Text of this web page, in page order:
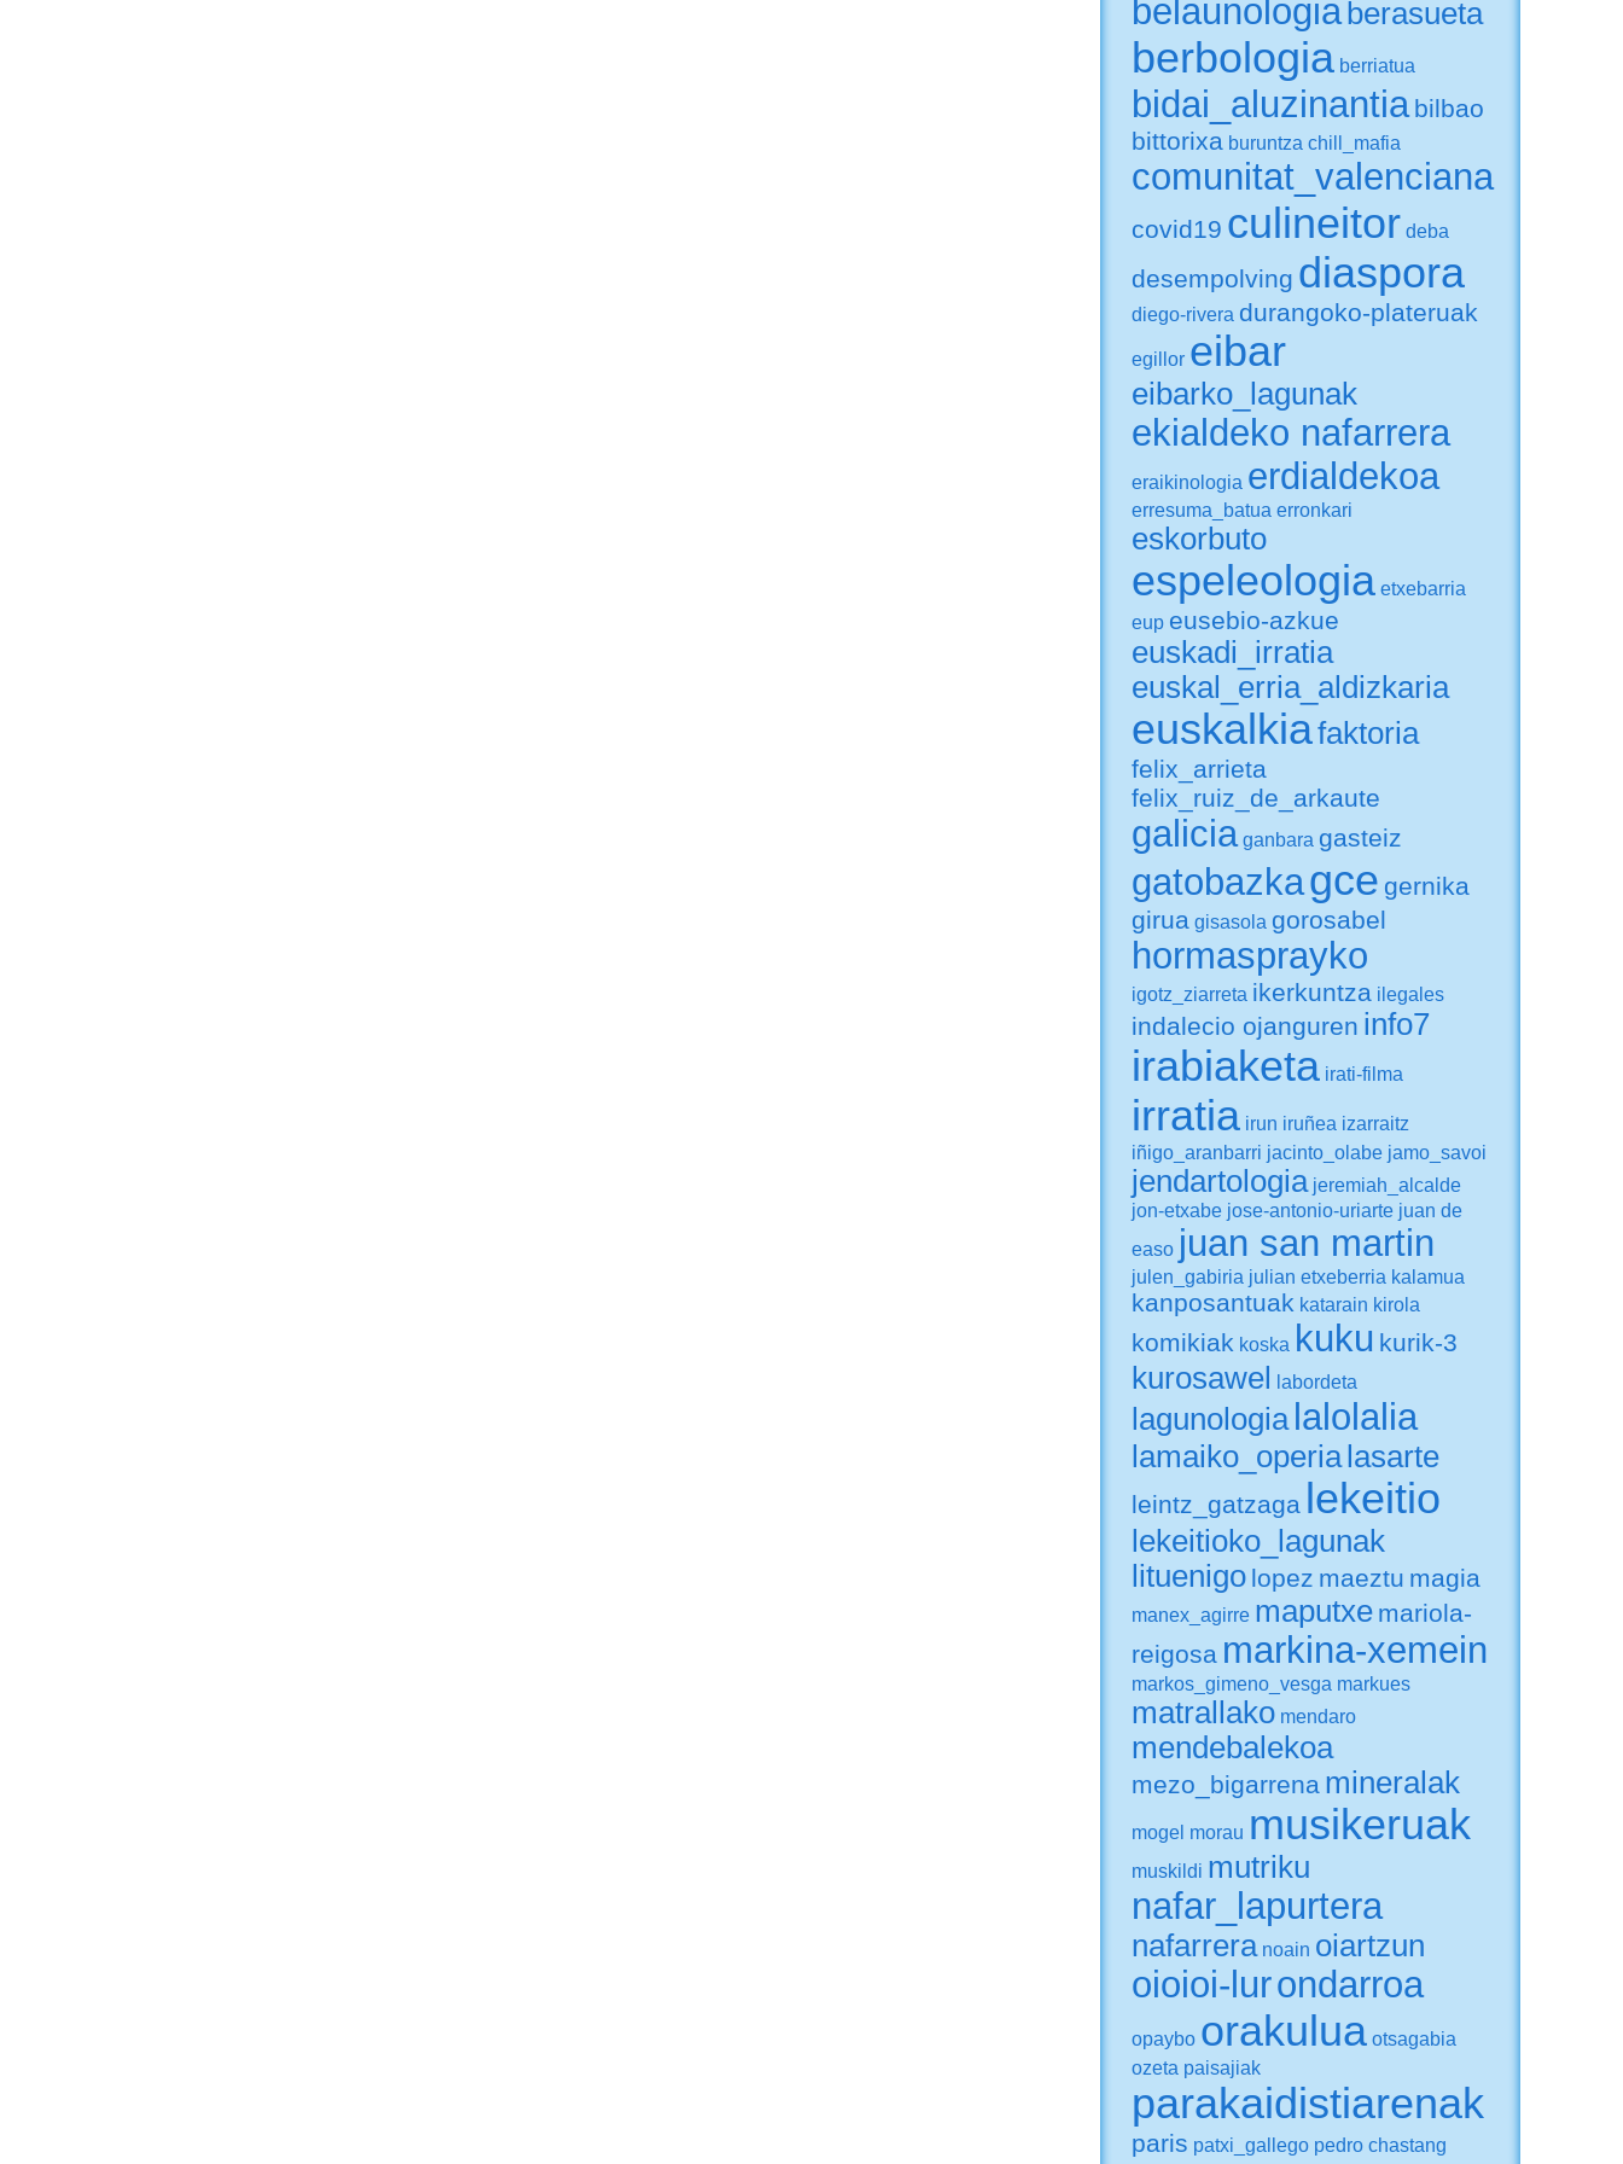
belaunologia berasueta
berbologia berriatua
bidai_aluzinantia bilbao
bittorixa buruntza chill_mafia
comunitat_valenciana
covid19 culineitor deba
desempolving diaspora
diego-rivera durangoko-plateruak
egillor eibar
eibarko_lagunak
ekialdeko nafarrera
eraikinologia erdialdekoa
erresuma_batua erronkari
eskorbuto
espeleologia etxebarria
eup eusebio-azkue
euskadi_irratia
euskal_erria_aldizkaria
euskalkiafaktoria
felix_arrieta
felix_ruiz_de_arkaute
galicia ganbara gasteiz
gatobazkagce gernika
girua gisasola gorosabel
hormasprayko
igotz_ziarreta ikerkuntza ilegales
indalecio ojanguren info7
irabiaketa irati-filma
irratia irun iruñea izarraitz
iñigo_aranbarri jacinto_olabe jamo_savoi
jendartologia jeremiah_alcalde
jon-etxabe jose-antonio-uriarte juan de
easo juan san martin
julen_gabiria julian etxeberria kalamua
kanposantuak katarain kirola
komikiak koska kuku kurik-3
kurosawel labordeta
lagunologia lalolalia
lamaiko_operia lasarte
leintz_gatzaga lekeitio
lekeitioko_lagunak
lituenigo lopez maeztu magia
manex_agirre maputxe mariola-
reigosa markina-xemein
markos_gimeno_vesga markues
matrallako mendaro
mendebalekoa
mezo_bigarrena mineralak
mogel morau musikeruak
muskildi mutriku
nafar_lapurtera
nafarrera noain oiartzun
oioioi-lurondarroa
opaybo orakulua otsagabia
ozeta paisajiak
parakaidistiarenak
paris patxi_gallego pedro chastang